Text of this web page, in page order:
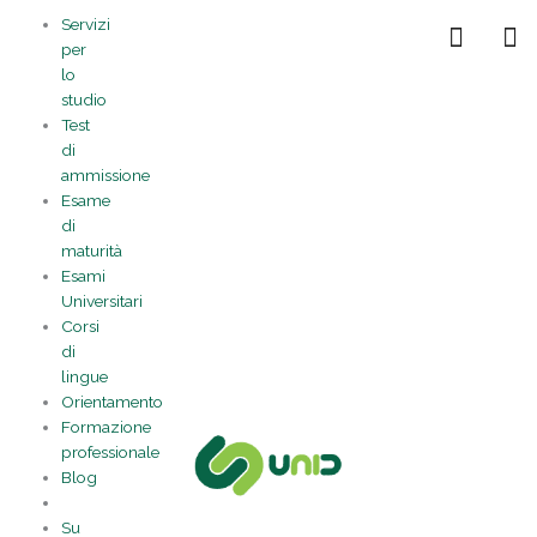
contenuto
Servizi
per
lo
studio
Test
di
ammissione
Esame
di
maturità
Esami
Universitari
Corsi
di
lingue
Orientamento
Formazione
professionale
Blog
Su